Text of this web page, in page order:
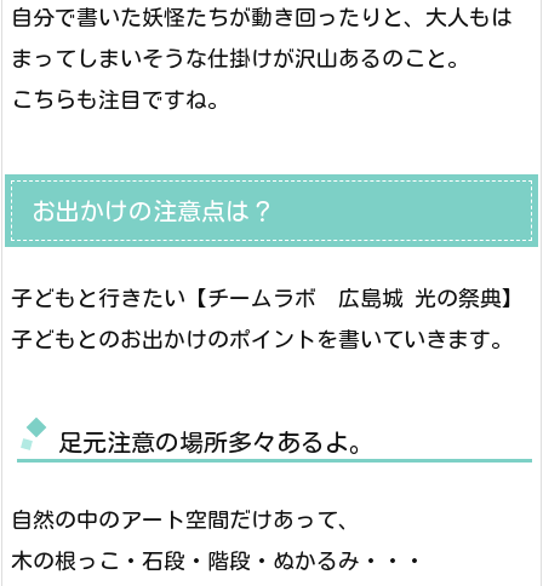
自分で書いた妖怪たちが動き回ったりと、大人もは
まってしまいそうな仕掛けが沢山あるのこと。
こちらも注目ですね。
お出かけの注意点は？
子どもと行きたい【チームラボ 広島城 光の祭典】
子どもとのお出かけのポイントを書いていきます。
足元注意の場所多々あるよ。
自然の中のアート空間だけあって、
木の根っこ・石段・階段・ぬかるみ・・・